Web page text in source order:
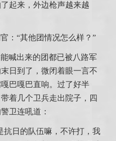
起来，外边枪声越来越
：“其他团情况怎么样？”
喊出来的团都已被八路军
日到了，微闭着眼一言不
巴嘎巴直响。过了好半
着几个卫兵走出院子，四
卫连吼道：
抗日的队伍嘛，不许打，我